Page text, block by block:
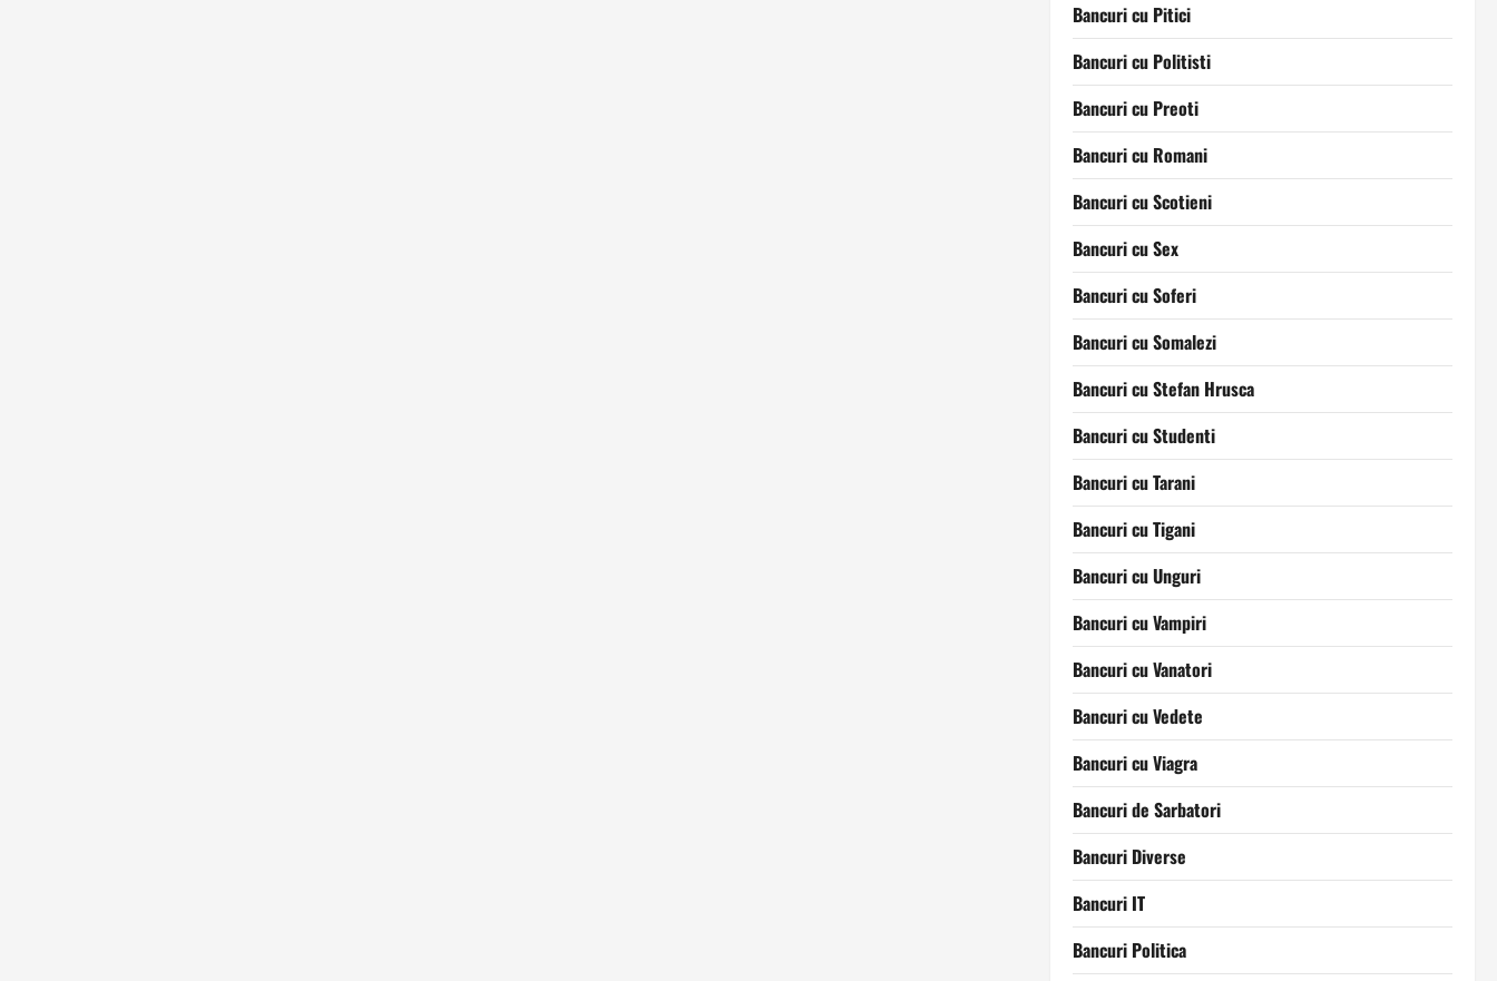
Bancuri cu Pitici
Bancuri cu Politisti
Bancuri cu Preoti
Bancuri cu Romani
Bancuri cu Scotieni
Bancuri cu Sex
Bancuri cu Soferi
Bancuri cu Somalezi
Bancuri cu Stefan Hrusca
Bancuri cu Studenti
Bancuri cu Tarani
Bancuri cu Tigani
Bancuri cu Unguri
Bancuri cu Vampiri
Bancuri cu Vanatori
Bancuri cu Vedete
Bancuri cu Viagra
Bancuri de Sarbatori
Bancuri Diverse
Bancuri IT
Bancuri Politica